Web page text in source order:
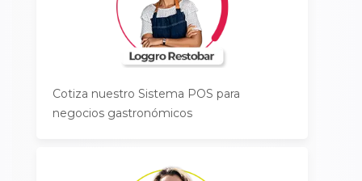
Cotiza nuestro Sistema POS para
negocios gastronómicos